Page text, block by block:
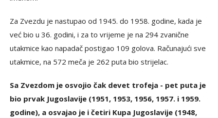
Za Zvezdu je nastupao od 1945. do 1958. godine, kada je
već bio u 36. godini, i za to vrijeme je na 294 zvanične
utakmice kao napadač postigao 109 golova. Računajući sve
utakmice, na 572 meča je 262 puta bio strijelac.
Sa Zvezdom je osvojio čak devet trofeja - pet puta je
bio prvak Jugoslavije (1951, 1953, 1956, 1957. i 1959.
godine), a osvajao je i četiri Kupa Jugoslavije (1948,